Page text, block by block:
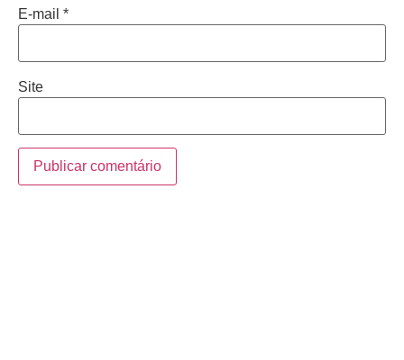
E-mail *
Site